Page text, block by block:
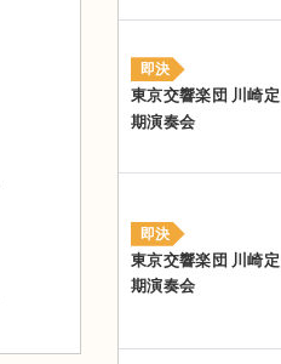
即決
東京交響楽団 川崎定
期演奏会
即決
東京交響楽団 川崎定
期演奏会